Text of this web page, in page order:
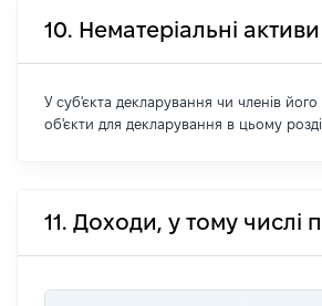
10. Нематеріальні активи
У суб'єкта декларування чи членів його
об'єкти для декларування в цьому
11. Доходи, у тому числі